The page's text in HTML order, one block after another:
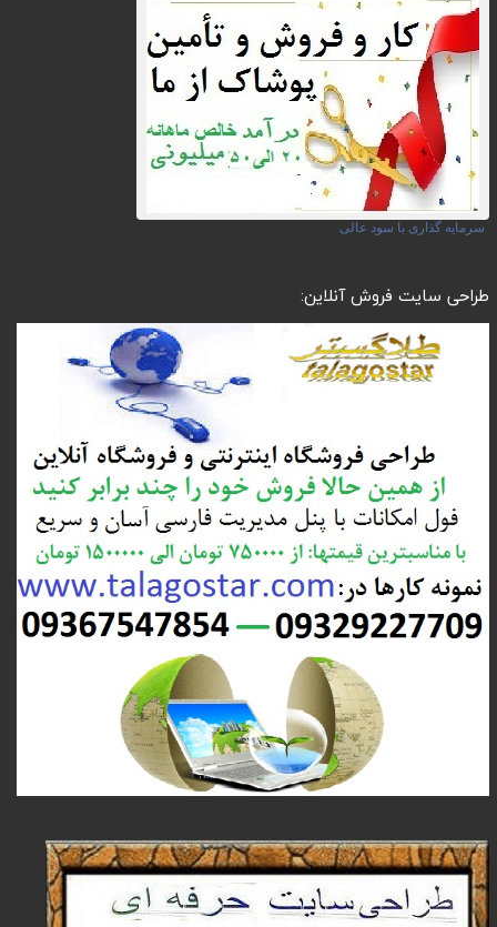
سرمایه گذاری با سود عالی
طراحی سایت فروش آنلاین: